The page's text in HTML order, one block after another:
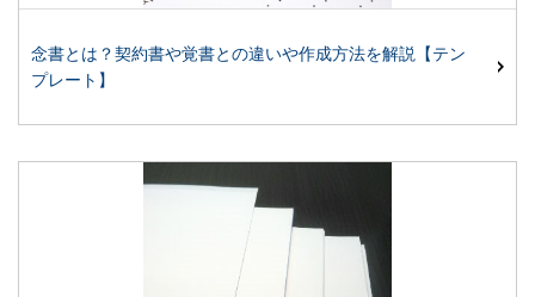
念書とは？契約書や覚書との違いや作成方法を解説【テン
プレート】